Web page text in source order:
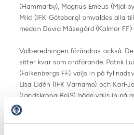
(Hammarby), Magnus Emeus
Mild (IFK Göteborg) omvaldes alla
medan David Måsegård (Kalmar
Valberedningen förändras också.
sitter kvar som ordförande. Patrik
(Falkenbergs FF) väljs in på
Lisa Lidén (IFK Värnamo) och Karl-
(Landskrona BoIS) båda väljs in på
Till representantskapet omvaldes